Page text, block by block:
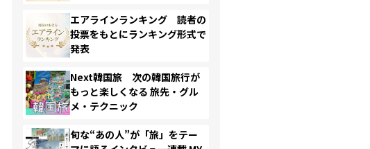
エアラインランキング 読者の
投票をもとにランキング形式で
発表
Next韓国旅 次の韓国旅行が
もっと楽しくなる 旅先・グル
メ・テクニック
旬な“あの人”が「旅」をテー